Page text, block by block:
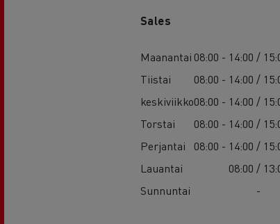
Sales
Maanantai 08:00 - 14:00 /
Tiistai
08:00 - 14:00 /
keskiviikko08:00 - 14:00 /
Torstai
08:00 - 14:00 /
Perjantai
08:00 - 14:00 /
Lauantai
08:00 /
Sunnuntai
-